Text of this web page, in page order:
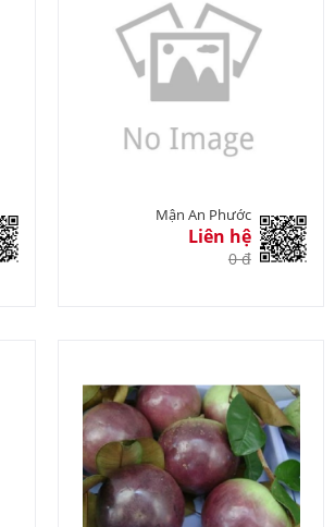
Mận An Phước
Liên hệ
0 đ